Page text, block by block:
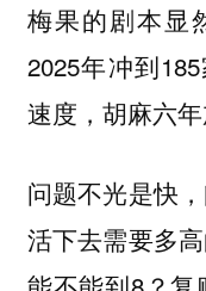
梅果的剧本显
2025年冲到
速度，胡麻六年
问题不光是快
活下去需要多